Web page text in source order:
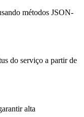
métodos JSON-
do serviço a partir de
alta